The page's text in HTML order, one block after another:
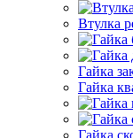
Втулка
Гайка
Гайка
Гайка